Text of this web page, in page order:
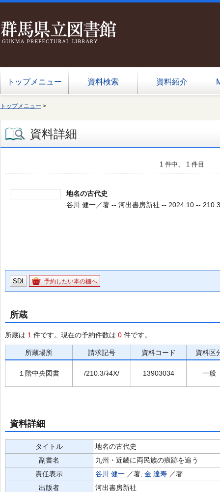
トップメニュー 資料検索 資料紹介
トップメニュー >
資料詳細
1 件中、 1 件目
地名の古代史
谷川 健一／著 -- 河出書房新社 -- 2024.10 -- 210.3
SDI 予約したい本の棚へ
所蔵
所蔵は 1 件です。現在の予約件数は 0 件です。
所蔵場所 請求記号 資料コード 資料区
１階中央図書 /210.3/ﾈ4X/ 13903034 一般
資料詳細
タイトル
地名の古代史
副書名
九州・近畿に両民族の痕跡を追う
責任表示
谷川 健一 ／著, 金 達寿 ／著
出版者
河出書房新社